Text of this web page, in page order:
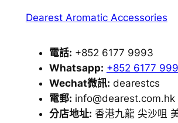
Dearest Aromatic Accessories
電話: +852 6177 9993
Whatsapp: +852 6177
Wechat微訊: dearestcs
電郵: info@dearest.com.hk
分店地址: 香港九龍 尖沙咀